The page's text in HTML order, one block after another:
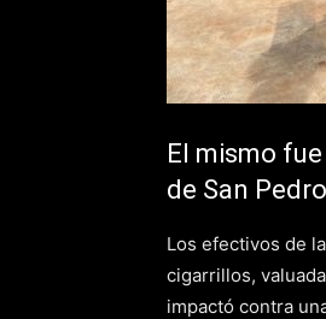
El mismo
de San
Los efectivos de
cigarrillos,
impactó contra